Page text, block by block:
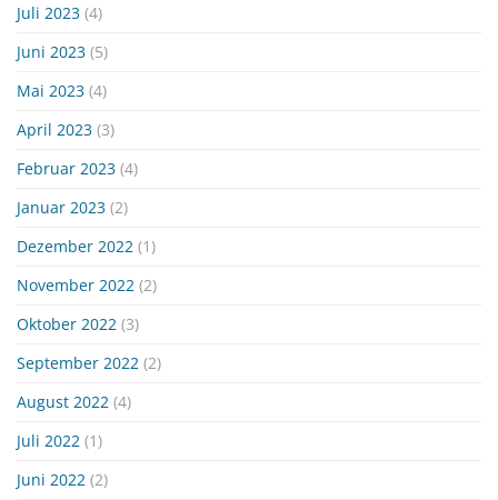
Juli 2023 (4)
Juni 2023 (5)
Mai 2023 (4)
April 2023 (3)
Februar 2023 (4)
Januar 2023 (2)
Dezember 2022 (1)
November 2022 (2)
Oktober 2022 (3)
September 2022 (2)
August 2022 (4)
Juli 2022 (1)
Juni 2022 (2)